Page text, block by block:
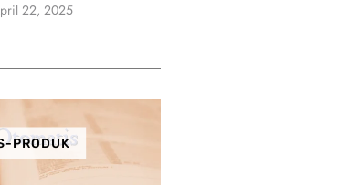
22, 2025
PRODUK